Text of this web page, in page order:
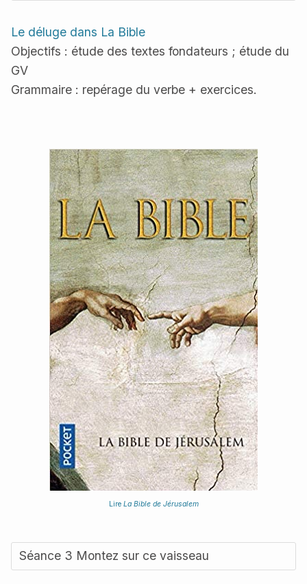
Le déluge dans La Bible
Objectifs : étude des textes fondateurs ; étude du
GV
Grammaire : repérage du verbe + exercices.
Lire La Bible de Jérusalem
Séance 3 Montez sur ce vaisseau